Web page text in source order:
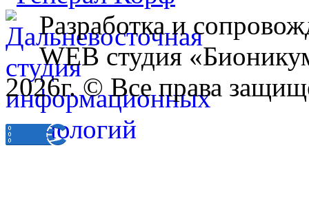
Разработка и
WEB студия
2026г. © Все права